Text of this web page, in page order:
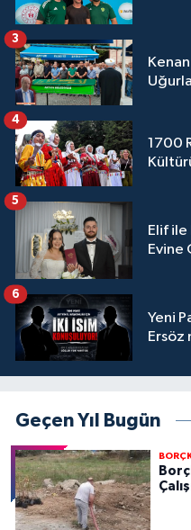
3
1700
4
Elif
Evine
5
Yeni
Ersöz
6
Geçen Yıl Bugün